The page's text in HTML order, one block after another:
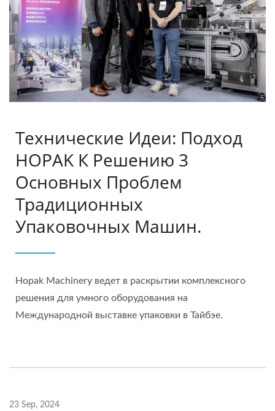
Для Глобального Бизнеса
Технические Идеи: Подход
HOPAK К Решению 3
Основных Проблем
Традиционных
Упаковочных Машин.
Hopak Machinery ведет в раскрытии комплексного
решения для умного оборудования на
Международной выставке упаковки в Тайбэе.
23 Sep, 2024